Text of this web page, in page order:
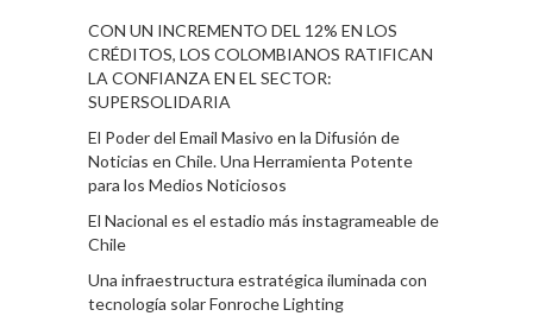
CON UN INCREMENTO DEL 12% EN LOS
CRÉDITOS, LOS COLOMBIANOS RATIFICAN
LA CONFIANZA EN EL SECTOR:
SUPERSOLIDARIA
El Poder del Email Masivo en la Difusión de
Noticias en Chile. Una Herramienta Potente
para los Medios Noticiosos
El Nacional es el estadio más instagrameable de
Chile
Una infraestructura estratégica iluminada con
tecnología solar Fonroche Lighting